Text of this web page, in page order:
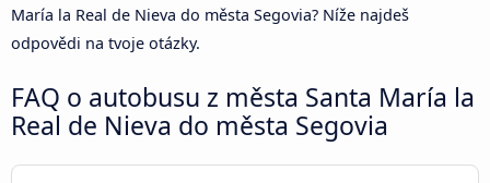
María la Real de Nieva do města Segovia? Níže najdeš
odpovědi na tvoje otázky.
FAQ o autobusu z města Santa María la
Real de Nieva do města Segovia